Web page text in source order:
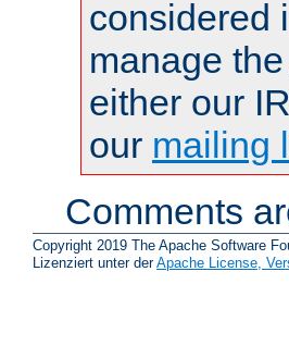
considered
manage
either our
our mailing
Comments
Copyright 2019 The Apache Software
Lizenziert unter derApache License,